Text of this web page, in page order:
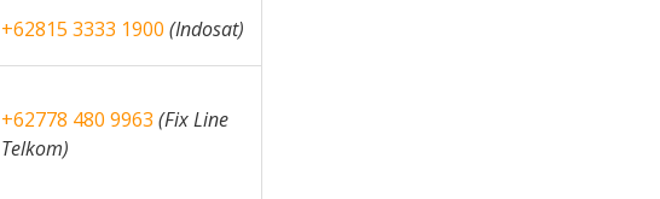
+62815 3333 1900 (Indosat)
+62778 480 9963 (Fix Line
Telkom)